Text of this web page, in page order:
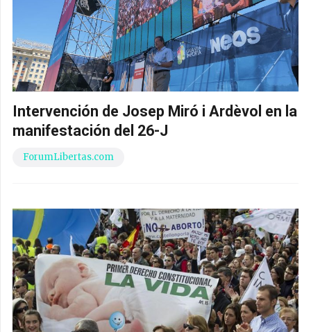
Intervención de Josep Miró i Ardèvol en la
manifestación del 26-J
ForumLibertas.com